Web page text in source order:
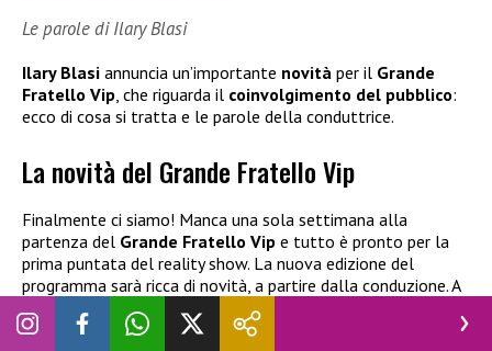
Le parole di Ilary Blasi
Ilary Blasi annuncia un’importante novità per il Grande
Fratello Vip , che riguarda il coinvolgimento del pubblico:
ecco di cosa si tratta e le parole della conduttrice.
La novità del Grande Fratello Vip
Finalmente ci siamo! Manca una sola settimana alla
partenza del Grande Fratello Vip e tutto è pronto per la
prima puntata del reality show. La nuova edizione del
programma sarà ricca di novità, a partire dalla conduzione. A
tornare al timone della trasmissione, dopo alcuni anni di
assenza, sarà infatti
Ilary Blasi, pronta a rimettersi in gioco